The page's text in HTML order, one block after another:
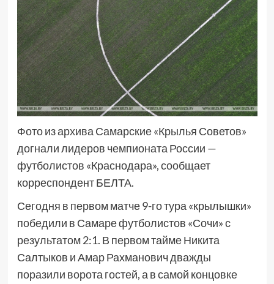
Фото из архива Самарские «Крылья Советов»
догнали лидеров чемпионата России —
футболистов «Краснодара», сообщает
корреспондент БЕЛТА.
Сегодня в первом матче 9-го тура «крылышки»
победили в Самаре футболистов «Сочи» с
результатом 2:1. В первом тайме Никита
Салтыков и Амар Рахманович дважды
поразили ворота гостей, а в самой концовке